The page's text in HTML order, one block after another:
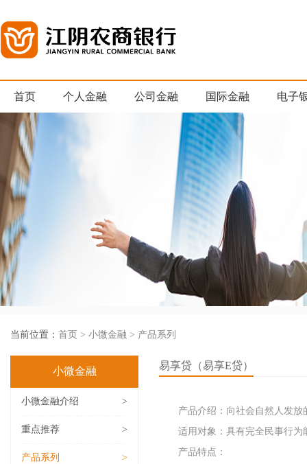
首页 个人金融 公司金融 国际金融 电子
当前位置： 首页 > 小微金融 > 产品系列
小微金融
小微金融介绍 >
重点推荐 >
产品系列 >
易享贷（易享E贷）
产品介绍：向社会自然人发放
适用对象：具有完全民事行为
产品特点：